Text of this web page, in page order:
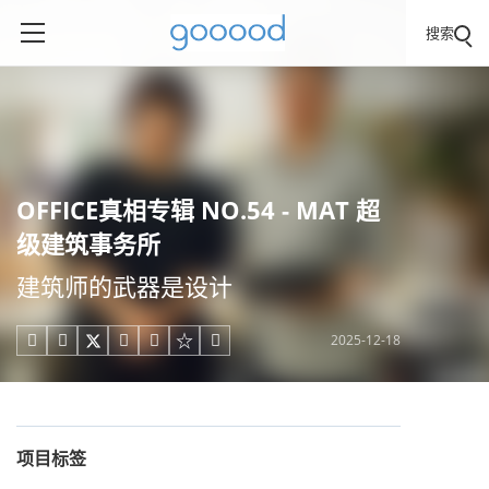
搜索
OFFICE真相专辑 NO.54 - MAT 超
级建筑事务所
建筑师的武器是设计
     2025-12-18
项目标签